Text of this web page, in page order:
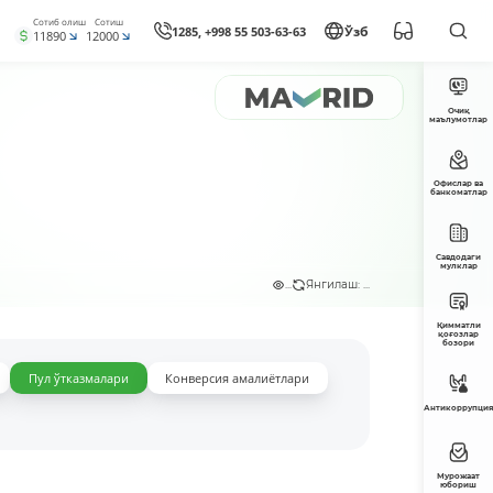
Сотиб олиш
11890
Сотиш
12000 1285, +998 55 503-63-63 Ўзб
... Янгилаш: ...
Пул ўтказмалари
Конверсия амалиётлари
Очиқ
маълумотлар
Офислар ва
банкоматлар
Савдодаги
мулклар
Қимматли
қоғозлар
бозори
Антикоррупция
Мурожаат
юбориш